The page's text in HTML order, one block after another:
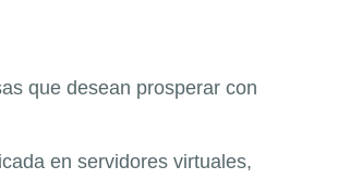
que desean prosperar con
en servidores virtuales,